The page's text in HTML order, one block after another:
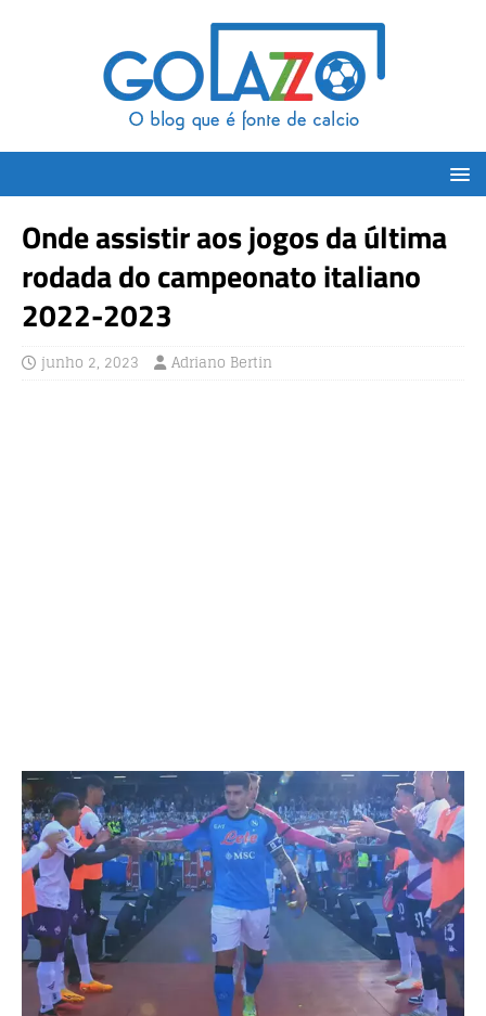
Onde assistir aos jogos da última
rodada do campeonato italiano
2022-2023
junho 2, 2023 Adriano Bertin